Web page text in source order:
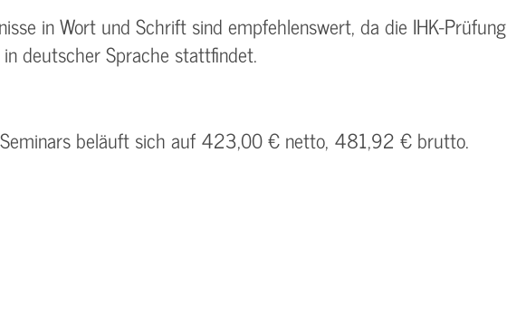
in Wort und Schrift sind empfehlenswert, da die IHK-Prüfung
deutscher Sprache stattfindet.
beläuft sich auf 423,00 € netto, 481,92 € brutto.